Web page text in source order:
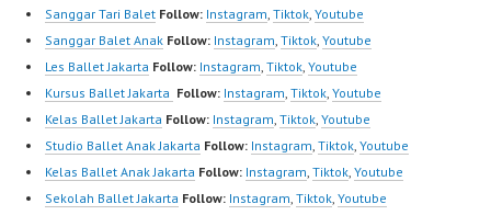
Sanggar Tari Balet Follow: Instagram Tiktok Youtube
Sanggar Balet Anak Follow: Instagram Tiktok Youtube
Les Ballet Jakarta Follow: Instagram Tiktok Youtube
Kursus Ballet Jakarta Follow: Instagram Tiktok Youtube
Kelas Ballet Jakarta Follow: Instagram Tiktok Youtube
Studio Ballet Anak Jakarta Follow: Instagram Tiktok Youtube
Kelas Ballet Anak Jakarta Follow: Instagram Tiktok Youtube
Sekolah Ballet Jakarta Follow: Instagram Tiktok Youtube